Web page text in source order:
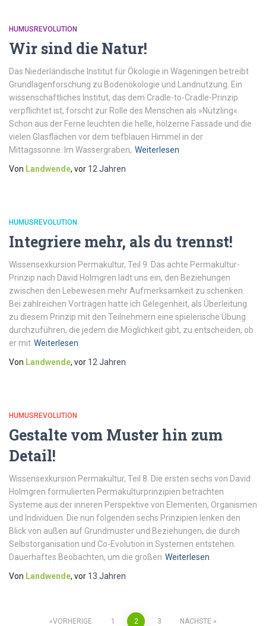
HUMUSREVOLUTION
Wir sind die Natur!
Das Niederländische Institut für Ökologie in Wageningen betreibt
Grundlagenforschung zu Bodenökologie und Landnutzung. Ein
wissenschaftliches Institut, das dem Cradle-to-Cradle-Prinzip
verpflichtet ist, forscht zur Rolle des Menschen als »Nützling«.
Schon aus der Ferne leuchten die helle, hölzerne Fassade und die
vielen Glasflächen vor dem tiefblauen Himmel in der
Mittagssonne. Im Wassergraben, Weiterlesen
Von Landwende, vor 12 Jahren
HUMUSREVOLUTION
Integriere mehr, als du trennst!
Wissensexkursion Permakultur, Teil 9. Das achte Permakultur-
Prinzip nach ­David Holmgren lädt uns ein, den Beziehungen
zwischen den Lebewesen mehr Aufmerksamkeit zu schenken.
Bei zahlreichen Vorträgen hatte ich Gelegenheit, als Überleitung
zu diesem Prinzip mit den Teilnehmern eine spielerische Übung
durchzuführen, die jedem die Möglichkeit gibt, zu entscheiden, ob
er mit Weiterlesen
Von Landwende, vor 12 Jahren
HUMUSREVOLUTION
Gestalte vom Muster hin zum
Detail!
Wissensexkursion Permakultur, Teil 8. Die ersten sechs von David
Holmgren formulierten Permakulturprinzipien betrachten
Systeme aus der inneren Per­spektive von Elementen, Organismen
und Individuen. Die nun folgenden sechs Prinzipien lenken den
Blick von außen auf Grundmuster und Beziehungen, die durch
Selbstorganisation und Co-Evolution in Systemen entstehen.
Dauerhaftes Beobachten, um die großen Weiterlesen
Von Landwende, vor 13 Jahren
VORHERIGE 1 2 3 NÄCHSTE